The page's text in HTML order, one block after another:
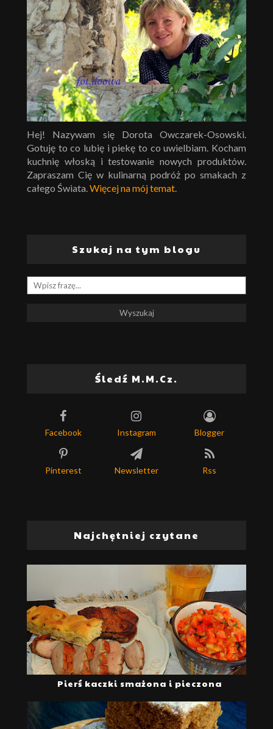
Hej! Nazywam się Dorota Owczarek-Osowski.
Gotuję to co lubię i piekę to co uwielbiam. Kocham
kuchnię włoską i testowanie nowych produktów.
Zapraszam Cię w kulinarną podróż po smakach z
całego Świata. Więcej na mój temat
Szukaj na tym blogu
Śledź M.M.Cz.
Facebook Instagram Blogger
Pinterest Newsletter Rss
Najchętniej czytane
Pierś kaczki smażona i pieczona